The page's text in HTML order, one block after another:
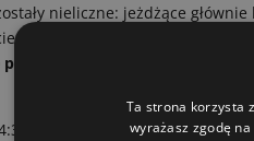
nieliczne: jeżdżące
organizują jeszcze nasi
w czasie
i widoki jakie
Ta strona korzysta
wyrażasz zgodę